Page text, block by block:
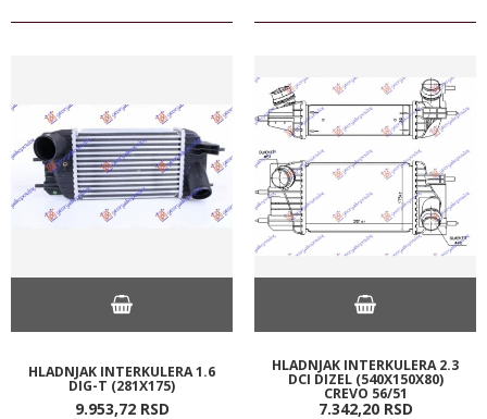
HLADNJAK INTERKULERA 1.6
DIG-T (281X175)
9.953,72 RSD
HLADNJAK INTERKULERA 2.3
DCI DIZEL (540X150X80)
CREVO 56/51
7.342,20 RSD